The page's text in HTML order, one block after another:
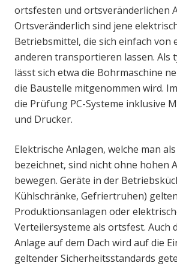
ortsfesten und ortsveränderlichen
Ortsveränderlich sind jene
Betriebsmittel, die sich einfach von
anderen transportieren lassen. Als
lässt sich etwa die Bohrmaschine
die Baustelle mitgenommen wird.
die Prüfung PC-Systeme inklusive
und Drucker.
Elektrische Anlagen, welche man
bezeichnet, sind nicht ohne hohen
bewegen. Geräte in der
Kühlschränke, Gefriertruhen)
Produktionsanlagen oder
Verteilersysteme als ortsfest. Auch
Anlage auf dem Dach wird auf die
geltender Sicherheitsstandards